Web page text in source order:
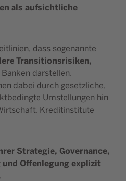
als aufsichtliche
dass sogenannte
Transitionsrisiken,
darstellen.
dabei durch gesetzliche,
Umstellungen hin
Kreditinstitute
Strategie, Governance,
Offenlegung explizit
,